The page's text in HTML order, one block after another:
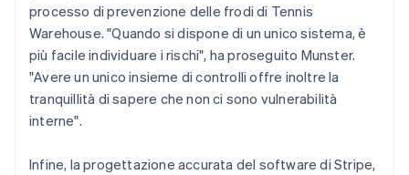
processo di prevenzione delle frodi di Tennis
Warehouse. "Quando si dispone di un unico sistema, è
più facile individuare i rischi", ha proseguito Munster.
"Avere un unico insieme di controlli offre inoltre la
tranquillità di sapere che non ci sono vulnerabilità
interne".
Infine, la progettazione accurata del software di Stripe,